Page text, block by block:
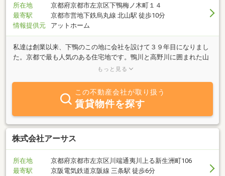
所在地
京都府京都市左京区下鴨梅ノ木町１４
最寄駅
京都市営地下鉄烏丸線 北山駅 徒歩10分
情報提供元
アットホーム
私達は創業以来、下鴨のこの地に会社を設けて３９年目になりまし
た。京都で最も人気のある住宅地です。鴨川と高野川に囲まれた山
紫水明の土地でもあります。京都らしい場所、京都らしい雰囲気を
宅地とファミリーマンション、貸家等が得意です。 勿論ワンルー
ムマンション、法人向賃貸物件も多数取り揃えております。
もっと見る
この不動産会社が取り扱う
賃貸物件を探す
株式会社アーサス
所在地
京都府京都市左京区川端通夷川上る新生洲町106
最寄駅
京阪電気鉄道京阪線 三条駅 徒歩6分